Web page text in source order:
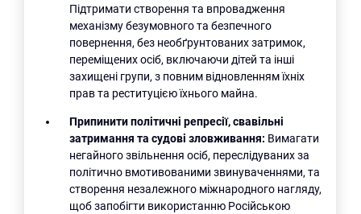
Підтримати створення та впровадження
механізму безумовного та безпечного
повернення, без необґрунтованих затримок,
переміщених осіб, включаючи дітей та інші
захищені групи, з повним відновленням їхніх
прав та реституцією їхнього майна.
Припинити політичні репресії, свавільні
затримання та судові зловживання: Вимагати
негайного звільнення осіб, переслідуваних за
політично вмотивованими звинуваченнями, та
створення незалежного міжнародного нагляду,
щоб запобігти використанню Російською